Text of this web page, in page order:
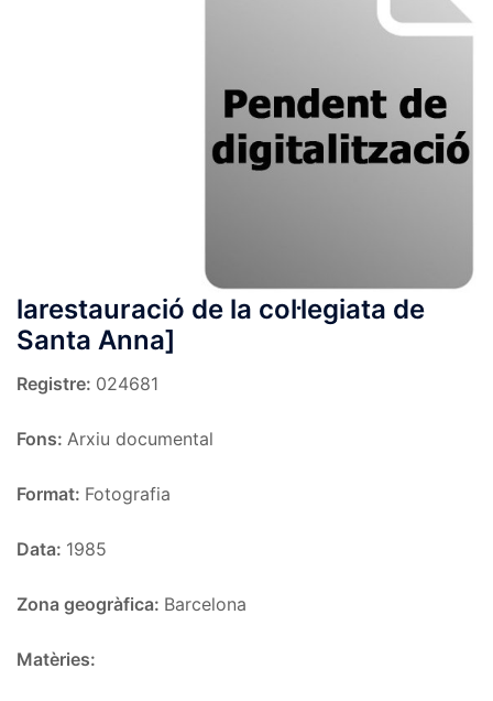
larestauració de la col·legiata de
Santa Anna]
Registre: 024681
Fons: Arxiu documental
Format: Fotografia
Data: 1985
Zona geogràfica: Barcelona
Matèries: